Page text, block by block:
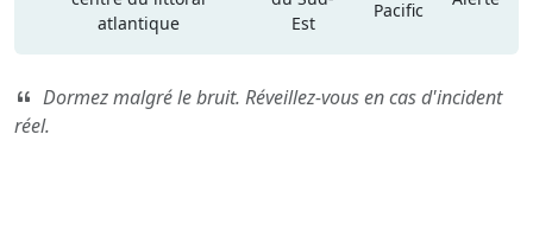
atlantique
Est
Pacific
Dormez malgré le bruit. Réveillez-vous en cas d'incident
réel.